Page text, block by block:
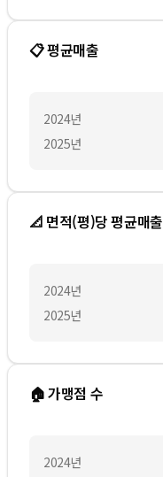
📋 평균매출
2024년
2025년
📐 면적(평)당 평균매출
2024년
2025년
🏠 가맹점 수
2024년